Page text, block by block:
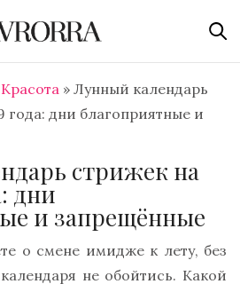
Красота » Лунный календарь
года: дни благоприятные и
стрижек на
дни
и запрещённые
о смене имидже к лету, без
не обойтись. Какой